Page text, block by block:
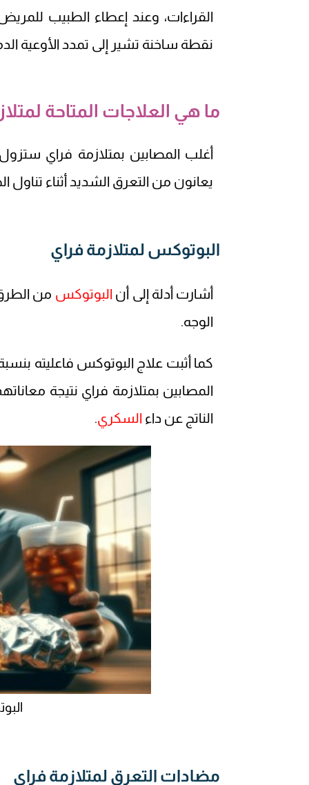
القراءات، وعند إعطاء الطبيب
نقطة ساخنة تشير إلى تمدد الأوعية
ما هي العلاجات المتاحة
أغلب المصابين بمتلازمة فراي
يعانون من التعرق الشديد أثناء تناول
البوتوكس لمتلازمة فراي
أشارت أدلة إلى أن البوتوكس من الطرق
الوجه.
المصابين بمتلازمة فراي نتيجة
الناتج عن داء السكري.
مضادات التعرق لمتلازمة فراي